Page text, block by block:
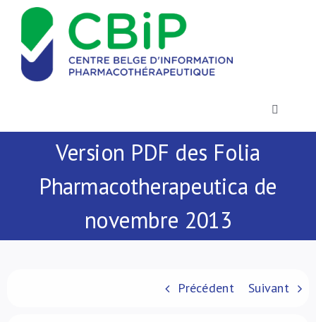
Passer
contenu
Toggle
Actualités
Publications
Formations
Version PDF des Folia
Pharmacotherapeutica de
novembre 2013
Précédent Suivant